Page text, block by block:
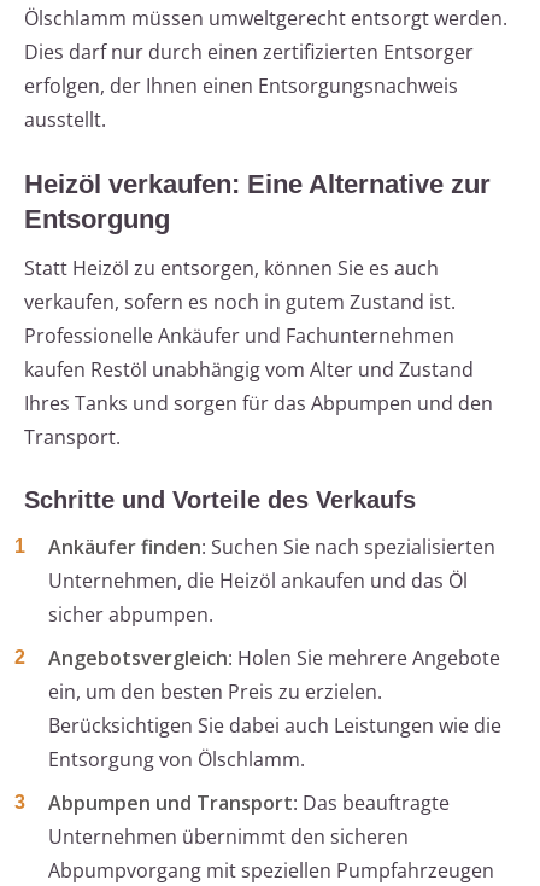
Ölschlamm müssen umweltgerecht entsorgt werden.
Dies darf nur durch einen zertifizierten Entsorger
erfolgen, der Ihnen einen Entsorgungsnachweis
ausstellt.
Heizöl verkaufen: Eine Alternative zur
Entsorgung
Statt Heizöl zu entsorgen, können Sie es auch
verkaufen, sofern es noch in gutem Zustand ist.
Professionelle Ankäufer und Fachunternehmen
kaufen Restöl unabhängig vom Alter und Zustand
Ihres Tanks und sorgen für das Abpumpen und den
Transport.
Schritte und Vorteile des Verkaufs
Ankäufer finden: Suchen Sie nach spezialisierten
Unternehmen, die Heizöl ankaufen und das Öl
sicher abpumpen.
Angebotsvergleich: Holen Sie mehrere Angebote
ein, um den besten Preis zu erzielen.
Berücksichtigen Sie dabei auch Leistungen wie die
Entsorgung von Ölschlamm.
Abpumpen und Transport: Das beauftragte
Unternehmen übernimmt den sicheren
Abpumpvorgang mit speziellen Pumpfahrzeugen